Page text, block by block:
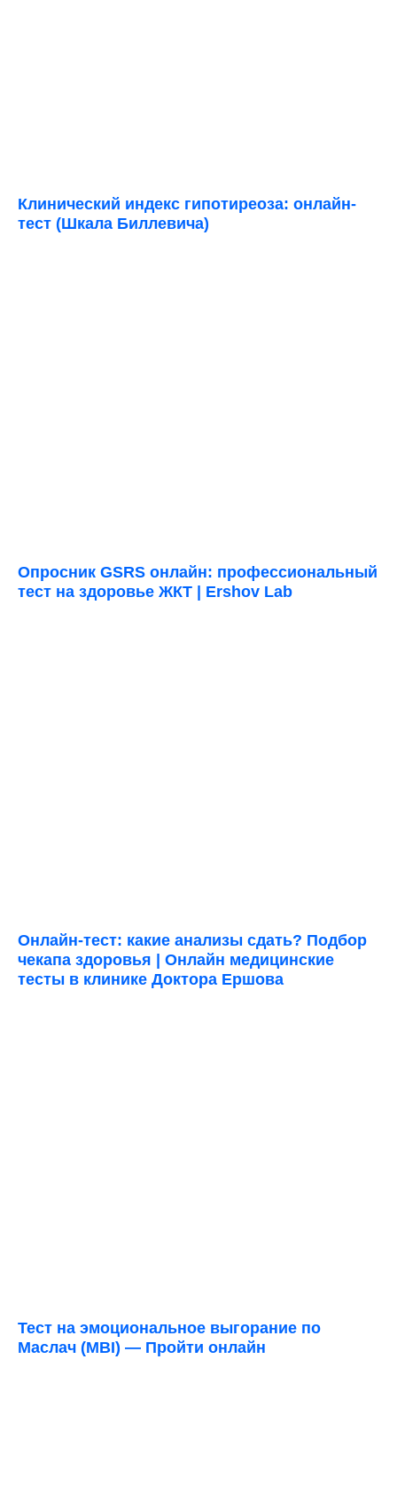
Клинический индекс гипотиреоза: онлайн-
тест (Шкала Биллевича)
Опросник GSRS онлайн: профессиональный
тест на здоровье ЖКТ | Ershov Lab
Онлайн-тест: какие анализы сдать? Подбор
чекапа здоровья | Онлайн медицинские
тесты в клинике Доктора Ершова
Тест на эмоциональное выгорание по
Маслач (MBI) — Пройти онлайн